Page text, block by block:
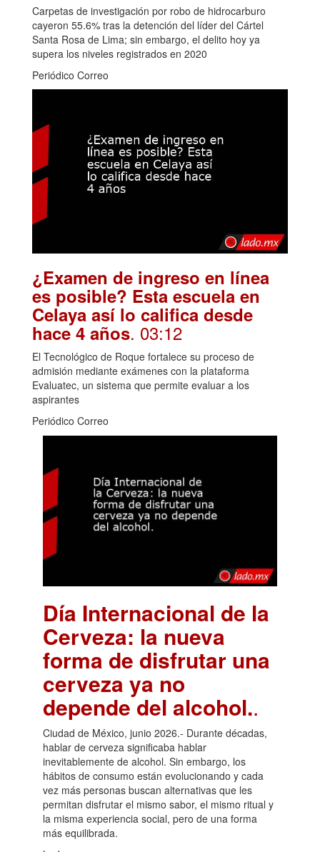
Carpetas de investigación por robo de hidrocarburo
cayeron 55.6% tras la detención del líder del Cártel
Santa Rosa de Lima; sin embargo, el delito hoy ya
supera los niveles registrados en 2020
Periódico Correo
¿Examen de ingreso en línea
es posible? Esta escuela en
Celaya así lo califica desde
hace 4 años. 03:12
El Tecnológico de Roque fortalece su proceso de
admisión mediante exámenes con la plataforma
Evaluatec, un sistema que permite evaluar a los
aspirantes
Periódico Correo
Día Internacional de la
Cerveza: la nueva
forma de disfrutar una
cerveza ya no
depende del alcohol..
Ciudad de México, junio 2026.- Durante décadas,
hablar de cerveza significaba hablar
inevitablemente de alcohol. Sin embargo, los
hábitos de consumo están evolucionando y cada
vez más personas buscan alternativas que les
permitan disfrutar el mismo sabor, el mismo ritual y
la misma experiencia social, pero de una forma
más equilibrada.